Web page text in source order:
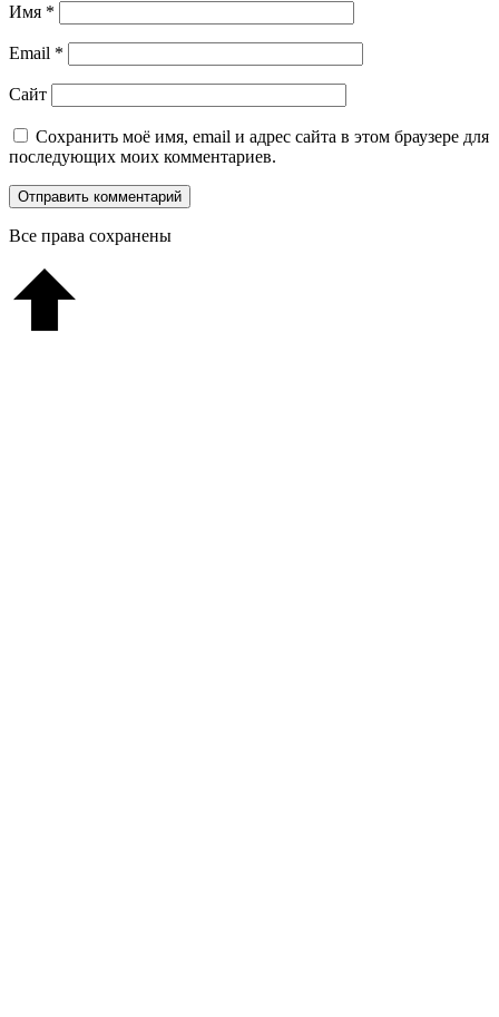
Имя *
Email *
Сайт
Сохранить моё имя, email и адрес сайта в этом браузере для
последующих моих комментариев.
Все права сохранены